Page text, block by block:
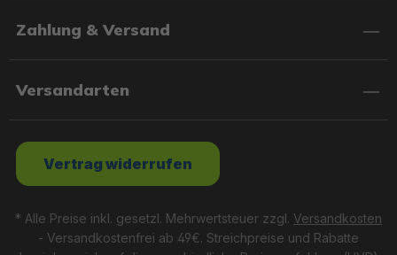
Zahlung & Versand
Versandarten
Vertrag widerrufen
* Alle Preise inkl. gesetzl. Mehrwertsteuer zzgl. Versandkosten
- Versandkostenfrei ab 49€. Streichpreise und Rabatte